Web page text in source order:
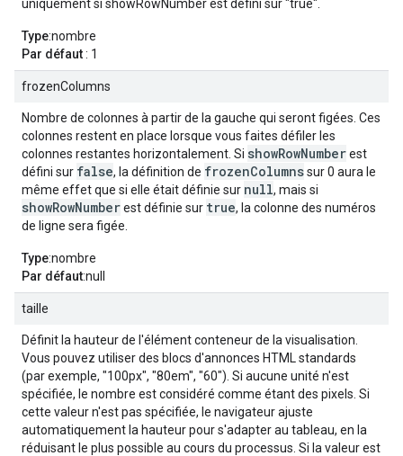
uniquement si showRowNumber est défini sur "true".
Type:nombre
Par défaut: 1
frozenColumns
Nombre de colonnes à partir de la gauche qui seront figées. Ces
colonnes restent en place lorsque vous faites défiler les
colonnes restantes horizontalement. Si showRowNumberest
défini sur false, la définition de frozenColumnssur 0 aura le
même effet que si elle était définie sur null, mais si
showRowNumberest définie sur true, la colonne des numéros
de ligne sera figée.
Type:nombre
Par défaut:null
taille
Définit la hauteur de l'élément conteneur de la visualisation.
Vous pouvez utiliser des blocs d'annonces HTML standards
(par exemple, "100px", "80em", "60"). Si aucune unité n'est
spécifiée, le nombre est considéré comme étant des pixels. Si
cette valeur n'est pas spécifiée, le navigateur ajuste
automatiquement la hauteur pour s'adapter au tableau, en la
réduisant le plus possible au cours du processus. Si la valeur est